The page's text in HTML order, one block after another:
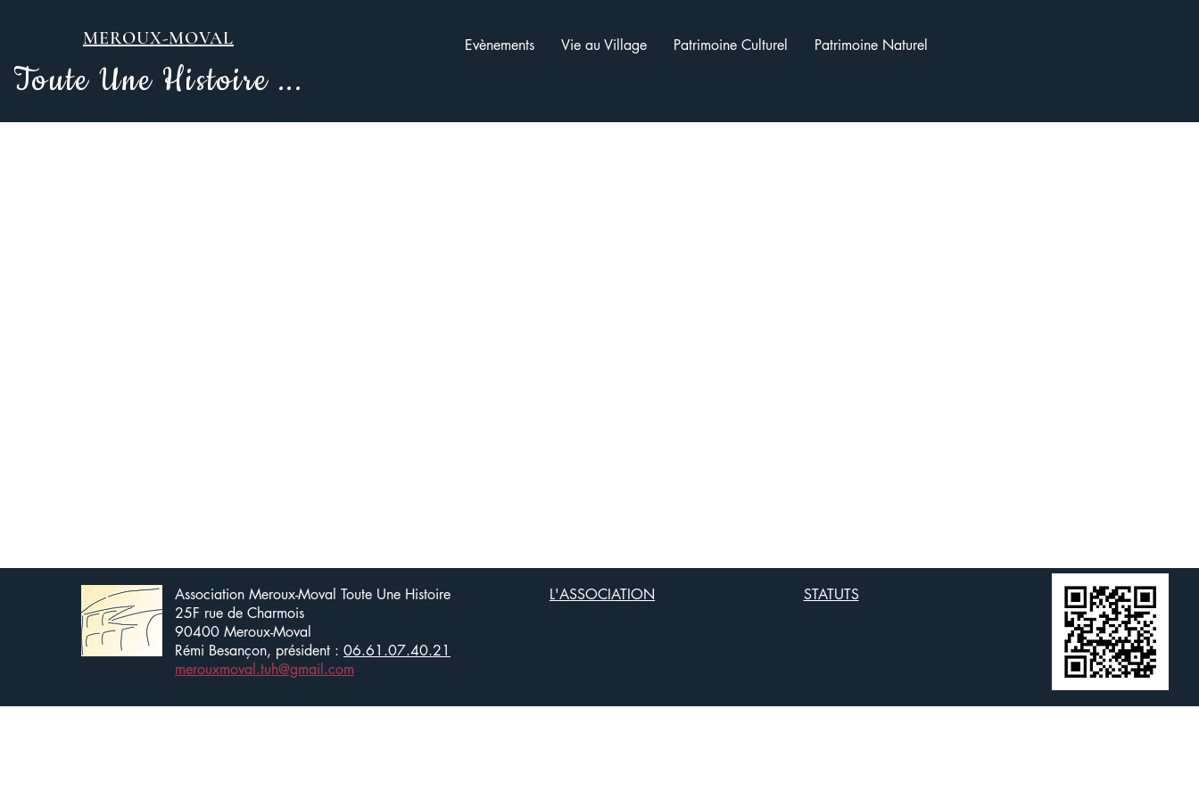
MEROUX-MOVAL
Toute Une Histoire ...
Evènements Vie au Village Patrimoine Culturel Patrimoine Naturel
L'ASSOCIATION
Association Meroux-Moval Toute Une Histoire
25F rue de Charmois
90400 Meroux-Moval
Rémi Besançon, président : 06.61.07.40.21
merouxmoval.tuh@gmail.com
STATUTS